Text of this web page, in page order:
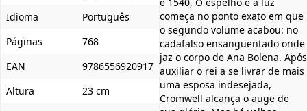
Idioma
Português
Páginas
768
EAN
9786556920917
Altura
23 cm
e 1540, O espelho e a luz
começa no ponto exato em que
o segundo volume acabou: no
cadafalso ensanguentado onde
jaz o corpo de Ana Bolena. Após
auxiliar o rei a se livrar de mais
uma esposa indesejada,
Cromwell alcança o auge de